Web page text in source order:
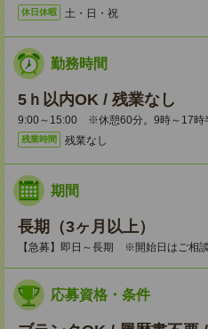
休日休暇 土・日・祝
勤務時間
5ｈ以内OK / 残業なし
9:00～15:00 ※休憩60分。9時～17時
残業時間 残業なし
期間
長期（3ヶ月以上）
【急募】即日～長期 ※開始日はご相談
応募資格・条件